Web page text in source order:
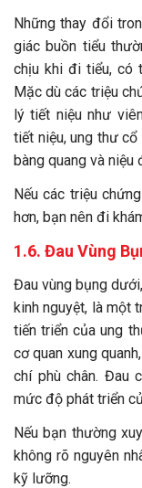
Những thay đổi
giác buồn tiểu
chịu khi đi tiểu, có
Mặc dù các triệu
lý tiết niệu như
tiết niệu, ung thư
bàng quang và niệu
Nếu các triệu
hơn, bạn nên đi
1.6. Đau Vùng
Đau vùng bụng
kinh nguyệt, là một
tiến triển của ung
cơ quan xung
chí phù chân. Đau
mức độ phát triển
Nếu bạn thường
không rõ nguyên
kỹ lưỡng.